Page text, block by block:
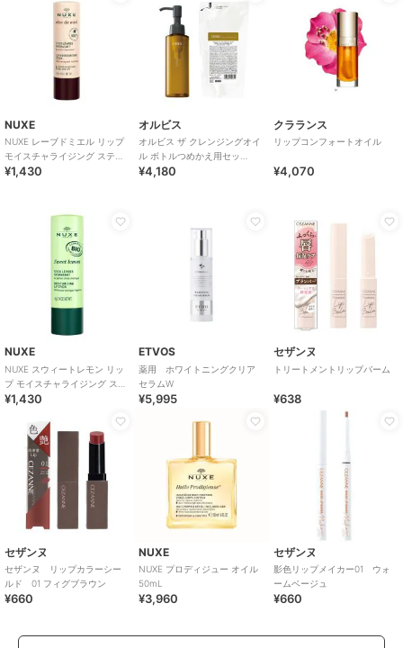
NUXE
NUXE レーブドミエル リップ
モイスチャライジング スティ
ック4g
¥1,430
オルビス
オルビス ザ クレンジングオイ
ル ボトルつめかえ用セッ
ト
¥4,180
クラランス
リップコンフォートオイル
¥4,070
NUXE
NUXE スウィートレモン リッ
プ モイスチャライジング ステ
ィック4g
¥1,430
ETVOS
薬用 ホワイトニングクリア
セラムW
¥5,995
セザンヌ
トリートメントリップバーム
¥638
セザンヌ
セザンヌ リップカラーシー
ルド 01 フィグブラウン
¥660
NUXE
NUXE プロディジュー オイル
50mL
¥3,960
セザンヌ
影色リップメイカー01 ウォ
ームベージュ
¥660